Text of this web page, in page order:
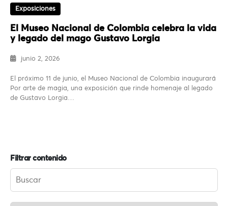
Exposiciones
El Museo Nacional de Colombia celebra la vida
y legado del mago Gustavo Lorgia
junio 2, 2026
El próximo 11 de junio, el Museo Nacional de Colombia inaugurará
Por arte de magia, una exposición que rinde homenaje al legado
de Gustavo Lorgia…
Filtrar contenido